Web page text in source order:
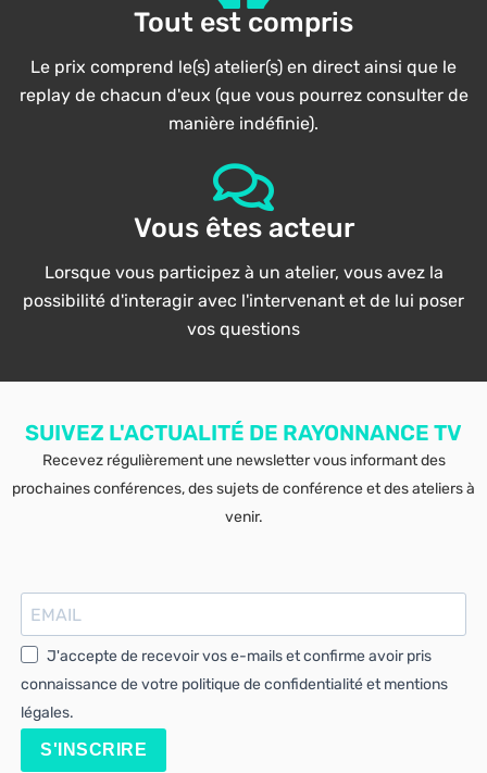
Tout est compris
Le prix comprend le(s) atelier(s) en direct ainsi que le
replay de chacun d'eux (que vous pourrez consulter de
manière indéfinie).
Vous êtes acteur
Lorsque vous participez à un atelier, vous avez la
possibilité d'interagir avec l'intervenant et de lui poser
vos questions
SUIVEZ L'ACTUALITÉ DE RAYONNANCE TV
Recevez régulièrement une newsletter vous informant des
prochaines conférences, des sujets de conférence et des ateliers à
venir.
J'accepte de recevoir vos e-mails et confirme avoir pris
connaissance de votre politique de confidentialité et mentions
légales.
S'INSCRIRE